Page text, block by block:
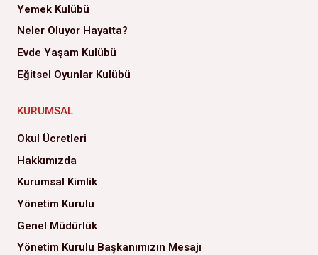
Yemek Kulübü
Neler Oluyor Hayatta?
Evde Yaşam Kulübü
Eğitsel Oyunlar Kulübü
KURUMSAL
Okul Ücretleri
Hakkımızda
Kurumsal Kimlik
Yönetim Kurulu
Genel Müdürlük
Yönetim Kurulu Başkanımızın Mesajı